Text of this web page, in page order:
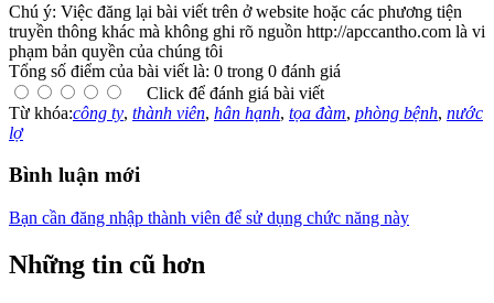
Chú ý: Việc đăng lại bài viết trên ở website hoặc các phương tiện
truyền thông khác mà không ghi rõ nguồn http://apccantho.com là vi
phạm bản quyền của chúng tôi
Tổng số điểm của bài viết là: 0 trong 0 đánh giá
Click để đánh giá bài viết
Từ khóa:công ty, thành viên, hân hạnh, tọa đàm, phòng bệnh, nước
lợ
Bình luận mới
Bạn cần đăng nhập thành viên để sử dụng chức năng này
Những tin cũ hơn